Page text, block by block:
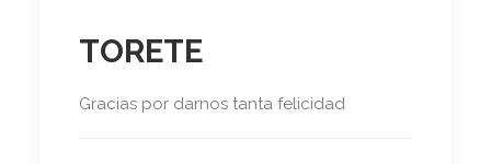
TORETE
Gracias por darnos tanta felicidad